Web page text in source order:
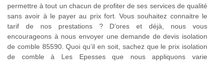
permettre à tout un chacun de profiter de ses services de qualité
sans avoir à le payer au prix fort. Vous souhaitez connaitre le
tarif de nos prestations ? D’ores et déjà, nous vous
encourageons à nous envoyer une demande de devis isolation
de comble 85590. Quoi qu’il en soit, sachez que le prix isolation
de comble à Les Epesses que nous appliquons varie